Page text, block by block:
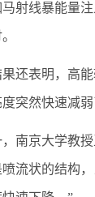
射线暴能量
还表明，高
突然快速减弱
南京大学教
流状的结构